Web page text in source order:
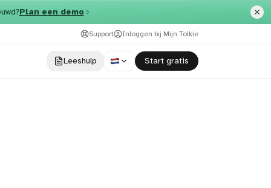
Plan een demo
Support Inloggen bij Mijn Tolkie
Leeshulp ​Start gratis